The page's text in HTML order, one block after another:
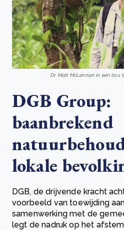
Dr. Matt McLennan in een bos
DGB Group:
baanbrekend
lokale
DGB, de drijvende kracht
voorbeeld van toewijding
samenwerking met de
legt de nadruk op het